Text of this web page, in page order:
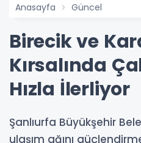
Anasayfa Güncel
Birecik ve
Kırsalında
Hızla İlerliyor
Şanlıurfa Büyükşehir
ulaşım ağını